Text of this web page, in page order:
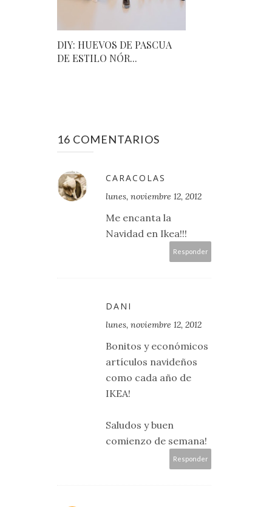
DIY: HUEVOS DE PASCUA
DE ESTILO NÓR...
16 COMENTARIOS
CARACOLAS
lunes, noviembre 12, 2012
Me encanta la
Navidad en Ikea!!!
Responder
DANI
lunes, noviembre 12, 2012
Bonitos y económicos
artículos navideños
como cada año de
IKEA!
Saludos y buen
comienzo de semana!
Responder